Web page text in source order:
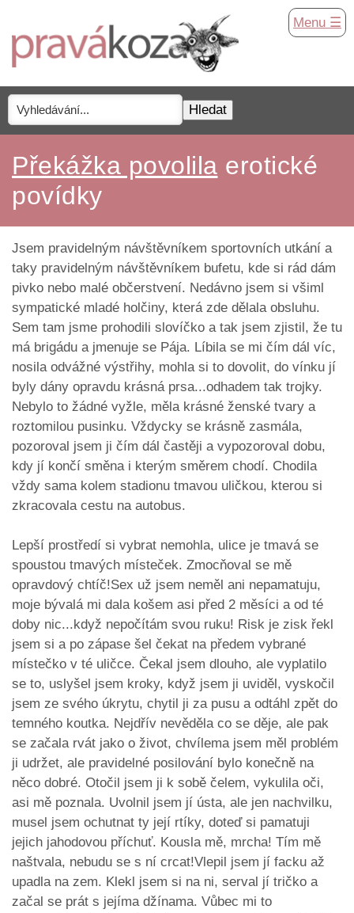
Menu ☰
Překážka povolila erotické
povídky
Jsem pravidelným návštěvníkem sportovních utkání a
taky pravidelným návštěvníkem bufetu, kde si rád dám
pivko nebo malé občerstvení. Nedávno jsem si všiml
sympatické mladé holčiny, která zde dělala obsluhu.
Sem tam jsme prohodili slovíčko a tak jsem zjistil, že tu
má brigádu a jmenuje se Pája. Líbila se mi čím dál víc,
nosila odvážné výstřihy, mohla si to dovolit, do vínku jí
byly dány opravdu krásná prsa...odhadem tak trojky.
Nebylo to žádné vyžle, měla krásné ženské tvary a
roztomilou pusinku. Vždycky se krásně zasmála,
pozoroval jsem ji čím dál častěji a vypozoroval dobu,
kdy jí končí směna i kterým směrem chodí. Chodila
vždy sama kolem stadionu tmavou uličkou, kterou si
zkracovala cestu na autobus.
Lepší prostředí si vybrat nemohla, ulice je tmavá se
spoustou tmavých místeček. Zmocňoval se mě
opravdový chtíč!Sex už jsem neměl ani nepamatuju,
moje bývalá mi dala košem asi před 2 měsíci a od té
doby nic...když nepočítám svou ruku! Risk je zisk řekl
jsem si a po zápase šel čekat na předem vybrané
místečko v té uličce. Čekal jsem dlouho, ale vyplatilo
se to, uslyšel jsem kroky, když jsem ji uviděl, vyskočil
jsem ze svého úkrytu, chytil ji za pusu a odtáhl zpět do
temného koutka. Nejdřív nevěděla co se děje, ale pak
se začala rvát jako o život, chvílema jsem měl problém
ji udržet, ale pravidelné posilování bylo konečně na
něco dobré. Otočil jsem ji k sobě čelem, vykulila oči,
asi mě poznala. Uvolnil jsem jí ústa, ale jen nachvilku,
musel jsem ochutnat ty její rtíky, doteď si pamatuji
jejich jahodovou příchuť. Kousla mě, mrcha! Tím mě
naštvala, nebudu se s ní crcat!Vlepil jsem jí facku až
upadla na zem. Klekl jsem si na ni, serval jí tričko a
začal se prát s jejíma džínama. Vůbec mi to